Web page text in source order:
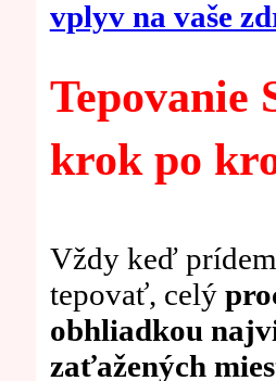
vplyv na vaše
Tepovanie
krok po
Vždy keď
tepovať, celý
obhliadkou
zaťažených